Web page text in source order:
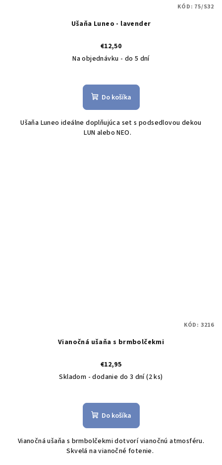
Ušaňa Luneo - lavender
€12,50
Na objednávku - do 5 dní
Do košíka
Ušaňa Luneo ideálne doplňujúca set s podsedlovou dekou
LUN alebo NEO.
KÓD: 75/S32
Vianočná ušaňa s brmbolčekmi
€12,95
Skladom - dodanie do 3 dní(2 ks)
Do košíka
Vianočná ušaňa s brmbolčekmi dotvorí vianočnú atmosféru.
Skvelá na vianočné fotenie.
KÓD: 3216